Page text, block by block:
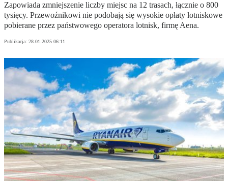
Zapowiada zmniejszenie liczby miejsc na 12 trasach, łącznie o 800
tysięcy. Przewoźnikowi nie podobają się wysokie opłaty lotniskowe
pobierane przez państwowego operatora lotnisk, firmę Aena.
Publikacja: 28.01.2025 06:11